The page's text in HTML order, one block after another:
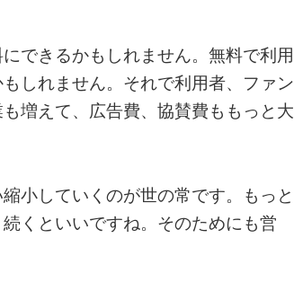
できるかもしれません。無料で利用
しれません。それで利用者、ファン
増えて、広告費、協賛費ももっと大
小していくのが世の常です。もっと
くといいですね。そのためにも営